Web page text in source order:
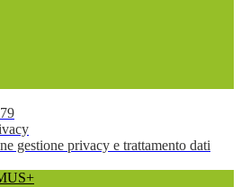
gestione privacy e trattamento dati